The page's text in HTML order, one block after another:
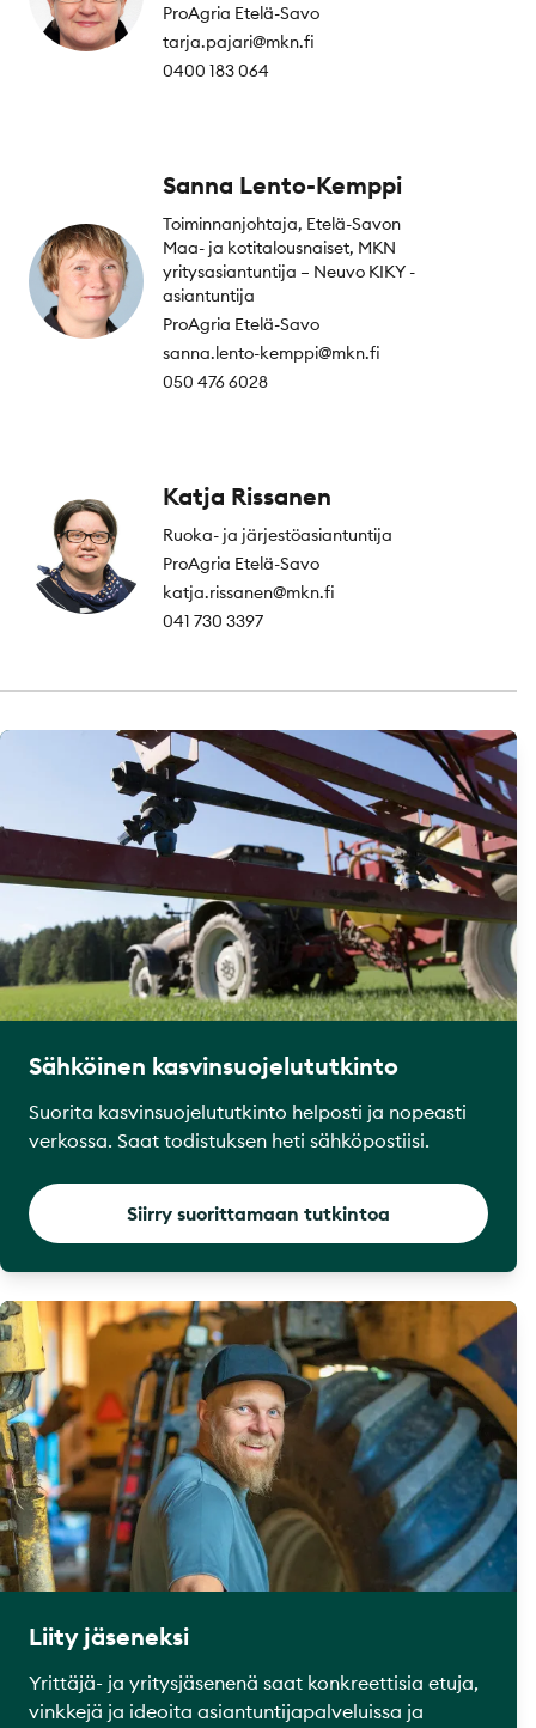
ProAgria Etelä-Savo
tarja.pajari@mkn.fi
0400 183 064
Sanna Lento-Kemppi
Toiminnanjohtaja, Etelä-Savon
Maa- ja kotitalousnaiset, MKN
yritysasiantuntija – Neuvo KIKY -
asiantuntija
ProAgria Etelä-Savo
sanna.lento-kemppi@mkn.fi
050 476 6028
Katja Rissanen
Ruoka- ja järjestöasiantuntija
ProAgria Etelä-Savo
katja.rissanen@mkn.fi
041 730 3397
Sähköinen kasvinsuojelututkinto
Suorita kasvinsuojelututkinto helposti ja nopeasti
verkossa. Saat todistuksen heti sähköpostiisi.
Siirry suorittamaan tutkintoa
Liity jäseneksi
Yrittäjä- ja yritysjäsenenä saat konkreettisia etuja,
vinkkejä ja ideoita asiantuntijapalveluissa ja